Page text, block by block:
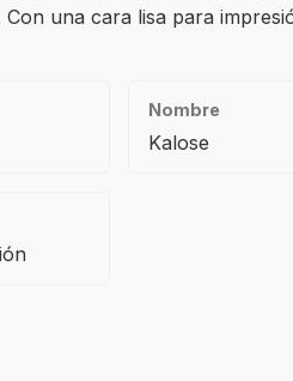
Con una cara lisa para
Nombre
Kalose